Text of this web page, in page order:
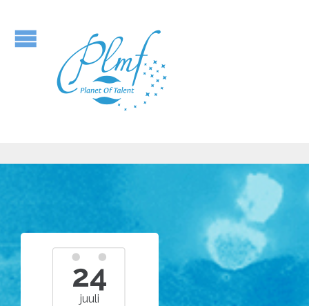
24
juuli